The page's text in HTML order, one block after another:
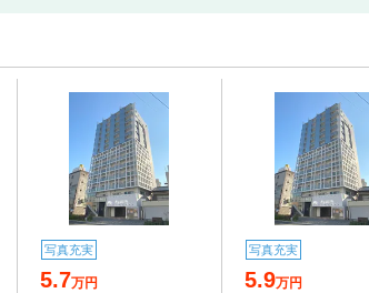
写真充実
5.7万円
写真充実
5.9万円